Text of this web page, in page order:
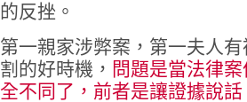
的反挫。
第一親家涉弊案，第一夫人
割的好時機， 問題是當法律
全不同了，前者是讓證據說